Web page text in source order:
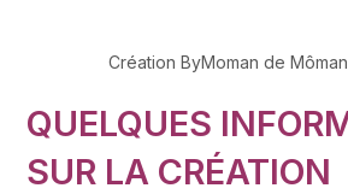
Création ByMoman de
QUELQUES
SUR LA CRÉATION